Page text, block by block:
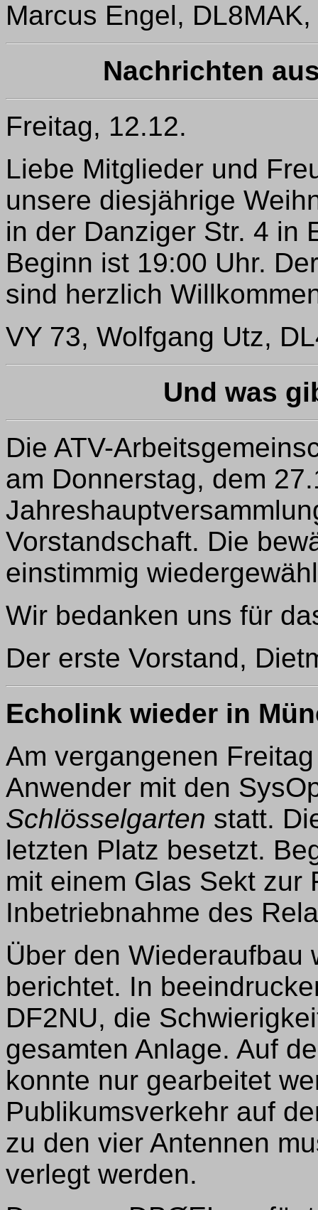
Marcus Engel,
Nachrichten
Freitag, 12.12.
Liebe Mitglieder und
unsere diesjährige
in der Danziger Str. 4 in
Beginn ist 19:00 Uhr.
sind herzlich
VY 73, Wolfgang Utz,
Und was
Die ATV-
am Donnerstag, dem
Vorstandschaft. Die
einstimmig
Wir bedanken uns für
Der erste Vorstand,
Echolink wieder in
Am vergangenen
Anwender mit den
Schlösselgarten statt.
letzten Platz besetzt.
mit einem Glas Sekt zur
Inbetriebnahme des
Über den Wiederaufbau
berichtet. In
DF2NU, die
gesamten Anlage. Auf
konnte nur gearbeitet
Publikumsverkehr auf
zu den vier Antennen
verlegt werden.